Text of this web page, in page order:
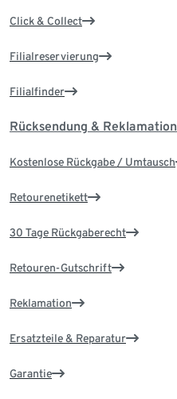
Click & Collect
Filialreservierung
Filialfinder
Rücksendung & Reklamation
Kostenlose Rückgabe / Umtausch
Retourenetikett
30 Tage Rückgaberecht
Retouren-Gutschrift
Reklamation
Ersatzteile & Reparatur
Garantie